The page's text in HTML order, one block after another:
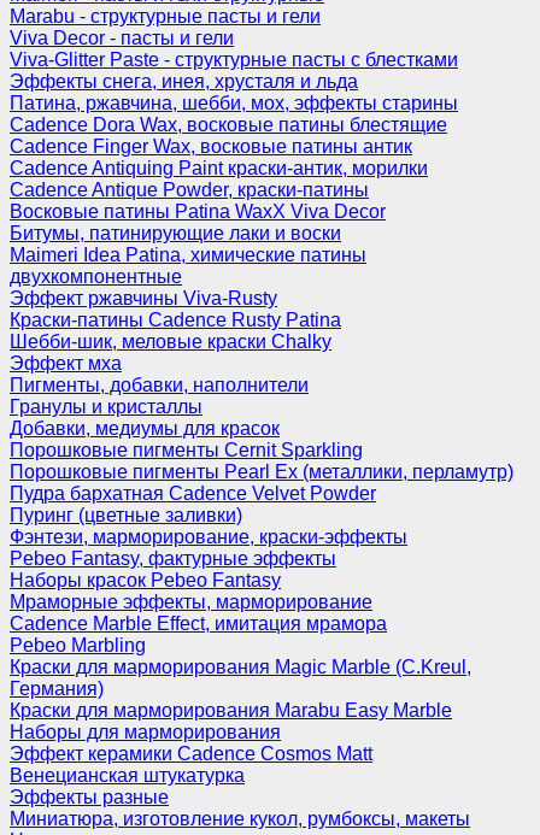
Marabu - структурные пасты и гели
Viva Decor - пасты и гели
Viva-Glitter Paste - структурные пасты с блестками
Эффекты снега, инея, хрусталя и льда
Патина, ржавчина, шебби, мох, эффекты старины
Cadence Dora Wax, восковые патины блестящие
Cadence Finger Wax, восковые патины антик
Сadence Antiquing Paint краски-антик, морилки
Cadence Antique Powder, краски-патины
Восковые патины Patina WaxX Viva Decor
Битумы, патинирующие лаки и воски
Maimeri Idea Patina, химические патины
двухкомпонентные
Эффект ржавчины Viva-Rusty
Краски-патины Cadence Rusty Patina
Шебби-шик, меловые краски Chalky
Эффект мха
Пигменты, добавки, наполнители
Гранулы и кристаллы
Добавки, медиумы для красок
Порошковые пигменты Cernit Sparkling
Порошковые пигменты Pearl Ex (металлики, перламутр)
Пудра бархатная Cadence Velvet Powder
Пуринг (цветные заливки)
Фэнтези, марморирование, краски-эффекты
Pebeo Fantasy, фактурные эффекты
Наборы красок Pebeo Fantasy
Мраморные эффекты, марморирование
Cadence Marble Effect, имитация мрамора
Pebeo Marbling
Краски для марморирования Magic Marble (C.Kreul,
Германия)
Краски для марморирования Marabu Easy Marble
Наборы для марморирования
Эффект керамики Cadence Cosmos Matt
Венецианская штукатурка
Эффекты разные
Миниатюра, изготовление кукол, румбоксы, макеты